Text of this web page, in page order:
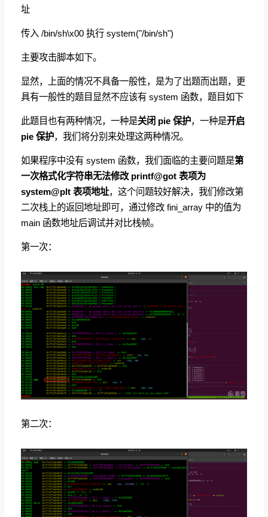
址
传入 /bin/sh\x00 执行 system("/bin/sh")
主要攻击脚本如下。
显然，上面的情况不具备一般性，是为了出题而出题，更
具有一般性的题目显然不应该有 system 函数，题目如下
此题目也有两种情况，一种是关闭 pie 保护，一种是开启
pie 保护，我们将分别来处理这两种情况。
如果程序中没有 system 函数，我们面临的主要问题是第
一次格式化字符串无法修改 printf@got 表项为
system@plt 表项地址，这个问题较好解决，我们修改第
二次栈上的返回地址即可，通过修改 fini_array 中的值为
main 函数地址后调试并对比栈帧。
第一次：
第二次：